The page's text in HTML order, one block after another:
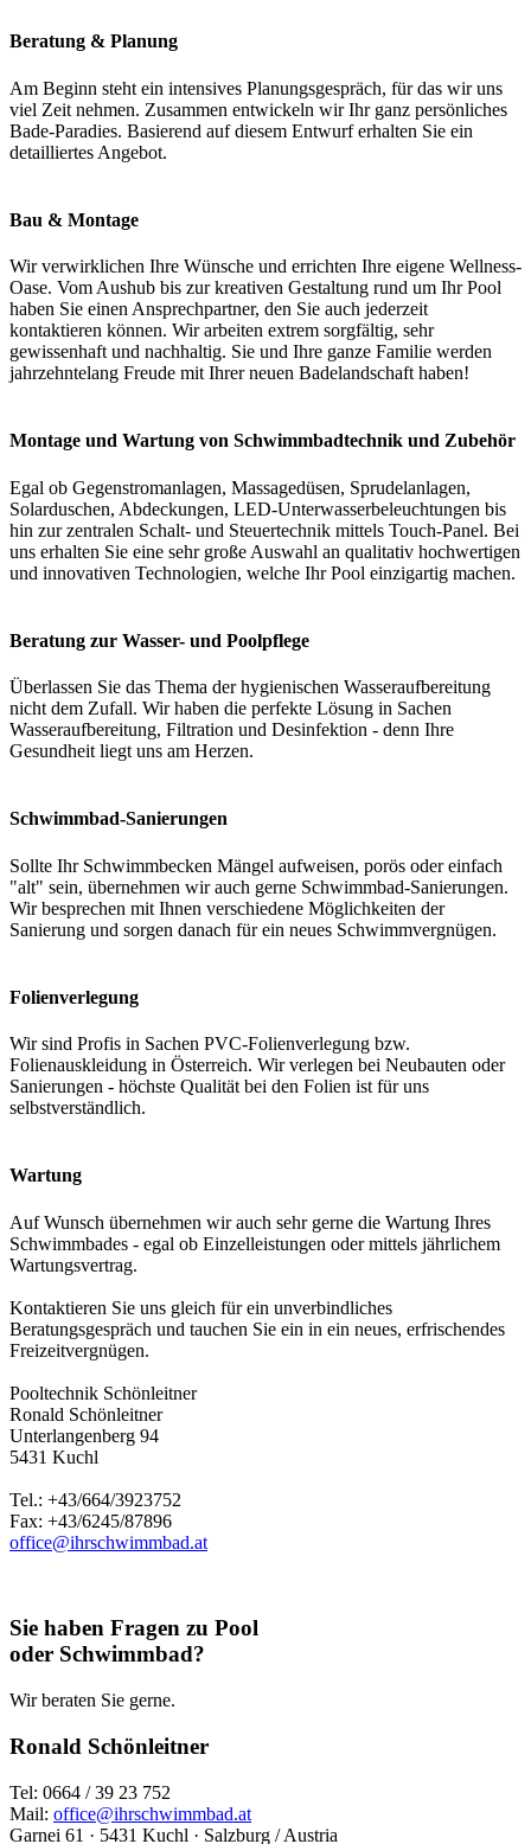
Beratung & Planung
Am Beginn steht ein intensives Planungsgespräch, für das wir uns
viel Zeit nehmen. Zusammen entwickeln wir Ihr ganz persönliches
Bade-Paradies. Basierend auf diesem Entwurf erhalten Sie ein
detailliertes Angebot.
Bau & Montage
Wir verwirklichen Ihre Wünsche und errichten Ihre eigene Wellness-
Oase. Vom Aushub bis zur kreativen Gestaltung rund um Ihr Pool
haben Sie einen Ansprechpartner, den Sie auch jederzeit
kontaktieren können. Wir arbeiten extrem sorgfältig, sehr
gewissenhaft und nachhaltig. Sie und Ihre ganze Familie werden
jahrzehntelang Freude mit Ihrer neuen Badelandschaft haben!
Montage und Wartung von Schwimmbadtechnik und Zubehör
Egal ob Gegenstromanlagen, Massagedüsen, Sprudelanlagen,
Solarduschen, Abdeckungen, LED-Unterwasserbeleuchtungen bis
hin zur zentralen Schalt- und Steuertechnik mittels Touch-Panel. Bei
uns erhalten Sie eine sehr große Auswahl an qualitativ hochwertigen
und innovativen Technologien, welche Ihr Pool einzigartig machen.
Beratung zur Wasser- und Poolpflege
Überlassen Sie das Thema der hygienischen Wasseraufbereitung
nicht dem Zufall. Wir haben die perfekte Lösung in Sachen
Wasseraufbereitung, Filtration und Desinfektion - denn Ihre
Gesundheit liegt uns am Herzen.
Schwimmbad-Sanierungen
Sollte Ihr Schwimmbecken Mängel aufweisen, porös oder einfach
"alt" sein, übernehmen wir auch gerne Schwimmbad-Sanierungen.
Wir besprechen mit Ihnen verschiedene Möglichkeiten der
Sanierung und sorgen danach für ein neues Schwimmvergnügen.
Folienverlegung
Wir sind Profis in Sachen PVC-Folienverlegung bzw.
Folienauskleidung in Österreich. Wir verlegen bei Neubauten oder
Sanierungen - höchste Qualität bei den Folien ist für uns
selbstverständlich.
Wartung
Auf Wunsch übernehmen wir auch sehr gerne die Wartung Ihres
Schwimmbades - egal ob Einzelleistungen oder mittels jährlichem
Wartungsvertrag.
Kontaktieren Sie uns gleich für ein unverbindliches
Beratungsgespräch und tauchen Sie ein in ein neues, erfrischendes
Freizeitvergnügen.
Pooltechnik Schönleitner
Ronald Schönleitner
Unterlangenberg 94
5431 Kuchl
Tel.: +43/664/3923752
Fax: +43/6245/87896
office@ihrschwimmbad.at
Sie haben Fragen zu Pool
oder Schwimmbad?
Wir beraten Sie gerne.
Ronald Schönleitner
Tel: 0664 / 39 23 752
Mail: office@ihrschwimmbad.at
Garnei 61 · 5431 Kuchl · Salzburg / Austria